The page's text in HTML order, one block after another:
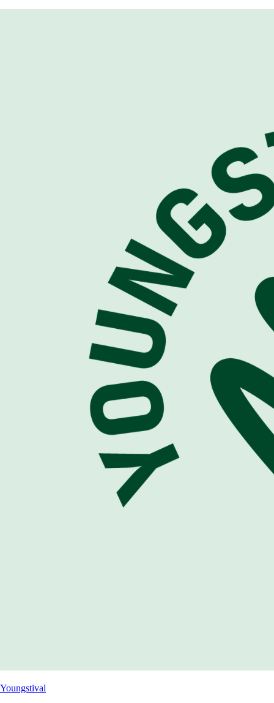
Youngstival